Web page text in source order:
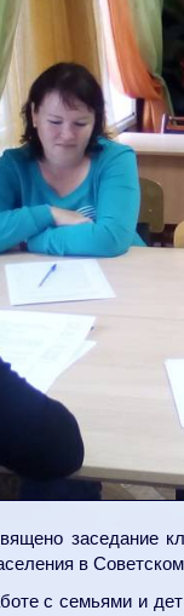
заседание
в
с семьями и